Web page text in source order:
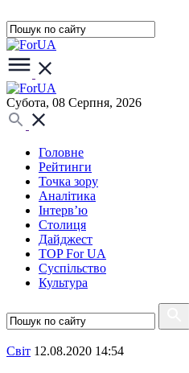
Субота, 08 Серпня, 2026
Головне
Рейтинги
Точка зору
Аналітика
Інтерв’ю
Столиця
Дайджест
TOP For UA
Суспiльство
Культура
Свiт 12.08.2020 14:54